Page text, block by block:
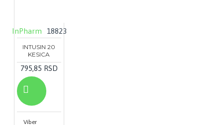
InPharm 18823
INTUSIN 20
KESICA
795,85 RSD
Viber